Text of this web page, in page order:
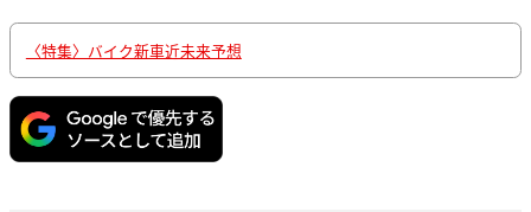
〈特集〉バイク新車近未来予想